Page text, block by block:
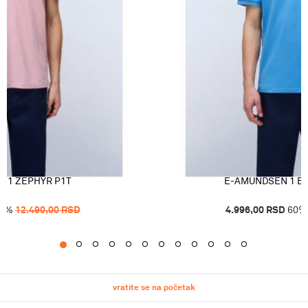
1 ZEPHYR P1T
% 12.490,00RSD
E-AMUNDSEN 1
4.996,00 RSD 60%
10 11
vratite se na početak